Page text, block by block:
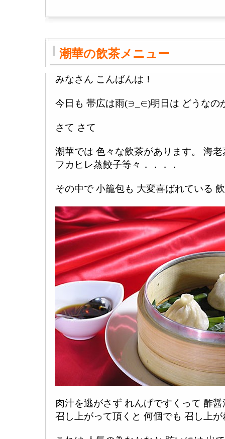
潮華の飲茶メニュー
みなさん こんばんは！
今日も 帯広は雨(∋_∈)明日は どうなの
さて さて
潮華では 色々な飲茶があります。 海
フカヒレ蒸餃子等々．．．．
その中で 小籠包も 大変喜ばれている
肉汁を逃がさず れんげですくって 酢
召し上がって頂くと 何個でも 召し上